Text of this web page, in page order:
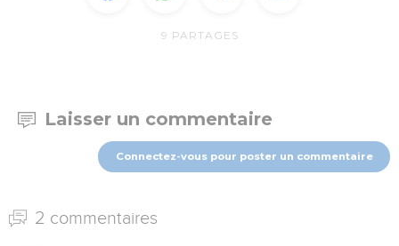
9 PARTAGES
Laisser un commentaire
Connectez-vous pour poster un commentaire
2 commentaires